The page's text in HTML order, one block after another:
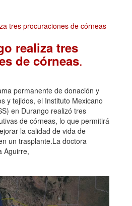
realiza tres
de córneas.
permanente de donación y
y tejidos, el Instituto Mexicano
en Durango realizó tres
de córneas, lo que permitirá
la calidad de vida de
un trasplante.La doctora
Aguirre,